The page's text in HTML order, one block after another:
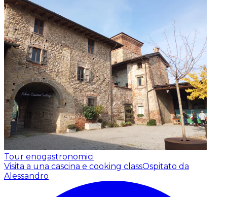
Tour enogastronomici
Visita a una cascina e cooking classOspitato da
Alessandro